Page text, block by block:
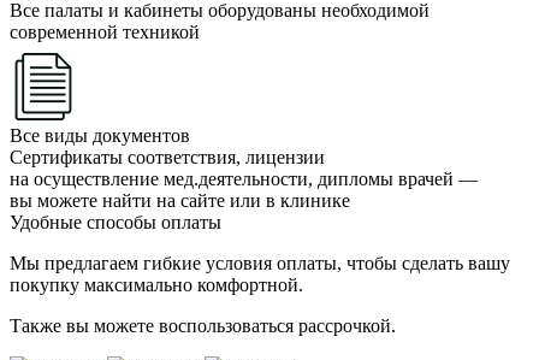
Все палаты и кабинеты оборудованы необходимой
современной техникой
Все виды документов
Сертификаты соответствия, лицензии
на осуществление мед.деятельности, дипломы врачей —
вы можете найти на сайте или в клинике
Удобные способы оплаты
Мы предлагаем гибкие условия оплаты, чтобы сделать вашу
покупку максимально комфортной.
Также вы можете воспользоваться рассрочкой.